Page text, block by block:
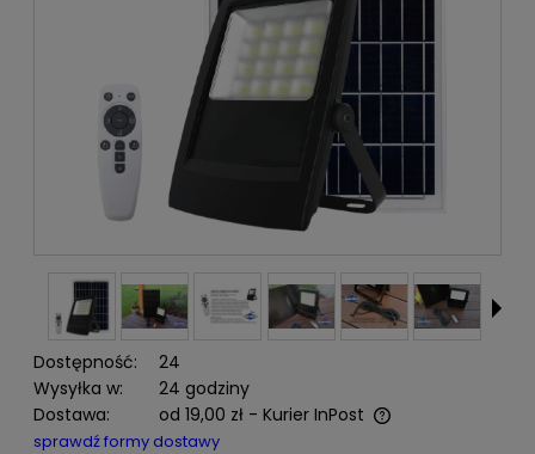
Dostępność:
24
Wysyłka w:
24 godziny
Dostawa:
od 19,00 zł - Kurier InPost
Cena nie zawiera ewentualnych kosztów płatności
sprawdź formy dostawy